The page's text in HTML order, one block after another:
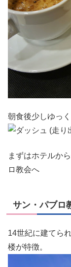
朝食後少しゆっ
まずはホテルか
ロ教会へ
サン・パブロ
14世紀に建てら
楼が特徴。